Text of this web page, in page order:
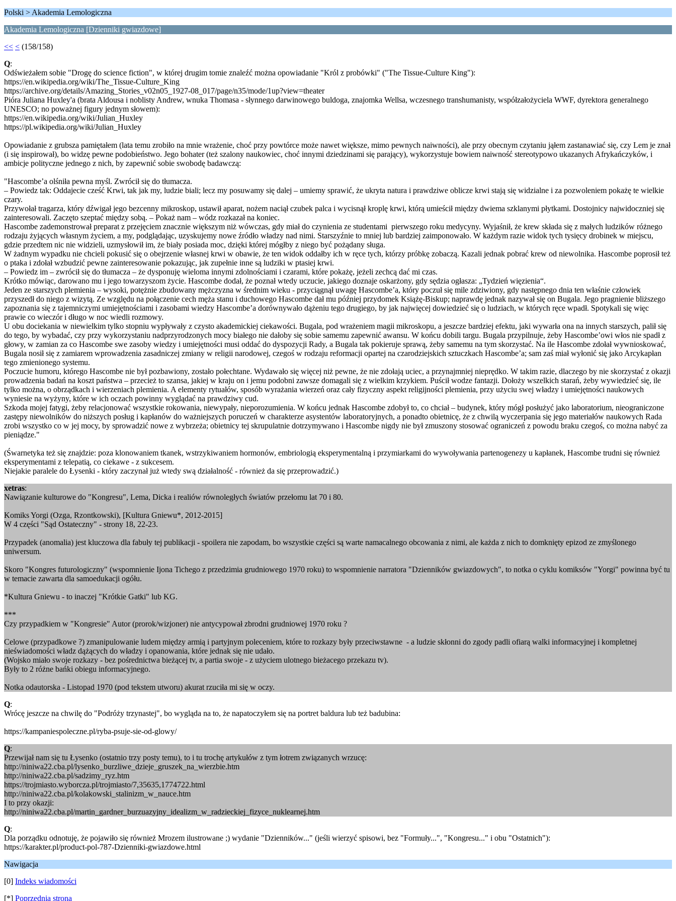
Polski > Akademia Lemologiczna
Akademia Lemologiczna [Dzienniki gwiazdowe]
<< < (158/158)
Q:
Odświeżałem sobie "Drogę do science fiction", w której drugim tomie znaleźć można opowiadanie "Król z probówki" ("The Tissue-Culture King"):
https://en.wikipedia.org/wiki/The_Tissue-Culture_King
https://archive.org/details/Amazing_Stories_v02n05_1927-08_017/page/n35/mode/1up?view=theater
Pióra Juliana Huxley'a (brata Aldousa i noblisty Andrew, wnuka Thomasa - słynnego darwinowego buldoga, znajomka Wellsa, wczesnego transhumanisty, współzałożyciela WWF, dyrektora generalnego
UNESCO; no poważnej figury jednym słowem):
https://en.wikipedia.org/wiki/Julian_Huxley
https://pl.wikipedia.org/wiki/Julian_Huxley
Opowiadanie z grubsza pamiętałem (lata temu zrobiło na mnie wrażenie, choć przy powtórce może nawet większe, mimo pewnych naiwności), ale przy obecnym czytaniu jąłem zastanawiać się, czy Lem je znał
(i się inspirował), bo widzę pewne podobieństwo. Jego bohater (też szalony naukowiec, choć innymi dziedzinami się parający), wykorzystuje bowiem naiwność stereotypowo ukazanych Afrykańczyków, i
ambicje polityczne jednego z nich, by zapewnić sobie swobodę badawczą:
"Hascombe’a olśniła pewna myśl. Zwrócił się do tłumacza.
‒ Powiedz tak: Oddajecie cześć Krwi, tak jak my, ludzie biali; lecz my posuwamy się dalej ‒ umiemy sprawić, że ukryta natura i prawdziwe oblicze krwi stają się widzialne i za pozwoleniem pokażę te wielkie
czary.
Przywołał tragarza, który dźwigał jego bezcenny mikroskop, ustawił aparat, nożem naciął czubek palca i wycisnął kroplę krwi, którą umieścił między dwiema szklanymi płytkami. Dostojnicy najwidoczniej się
zainteresowali. Zaczęto szeptać między sobą. ‒ Pokaż nam ‒ wódz rozkazał na koniec.
Hascombe zademonstrował preparat z przejęciem znacznie większym niż wówczas, gdy miał do czynienia ze studentami pierwszego roku medycyny. Wyjaśnił, że krew składa się z małych ludzików różnego
rodzaju żyjących własnym życiem, a my, podglądając, uzyskujemy nowe źródło władzy nad nimi. Starszyźnie to mniej lub bardziej zaimponowało. W każdym razie widok tych tysięcy drobinek w miejscu,
gdzie przedtem nic nie widzieli, uzmysłowił im, że biały posiada moc, dzięki której mógłby z niego być pożądany sługa.
W żadnym wypadku nie chcieli pokusić się o obejrzenie własnej krwi w obawie, że ten widok oddałby ich w ręce tych, którzy próbkę zobaczą. Kazali jednak pobrać krew od niewolnika. Hascombe poprosił też
o ptaka i zdołał wzbudzić pewne zainteresowanie pokazując, jak zupełnie inne są ludziki w ptasiej krwi.
‒ Powiedz im ‒ zwrócił się do tłumacza ‒ że dysponuję wieloma innymi zdolnościami i czarami, które pokażę, jeżeli zechcą dać mi czas.
Krótko mówiąc, darowano mu i jego towarzyszom życie. Hascombe dodał, że poznał wtedy uczucie, jakiego doznaje oskarżony, gdy sędzia ogłasza: „Tydzień więzienia“.
Jeden ze starszych plemienia ‒ wysoki, potężnie zbudowany mężczyzna w średnim wieku - przyciągnął uwagę Hascombe’a, który poczuł się mile zdziwiony, gdy następnego dnia ten właśnie człowiek
przyszedł do niego z wizytą. Ze względu na połączenie cech męża stanu i duchowego Hascombe dał mu później przydomek Książę-Biskup; naprawdę jednak nazywał się on Bugala. Jego pragnienie bliższego
zapoznania się z tajemniczymi umiejętnościami i zasobami wiedzy Hascombe’a dorównywało dążeniu tego drugiego, by jak najwięcej dowiedzieć się o ludziach, w których ręce wpadł. Spotykali się więc
prawie co wieczór i długo w noc wiedli rozmowy.
U obu dociekania w niewielkim tylko stopniu wypływały z czysto akademickiej ciekawości. Bugala, pod wrażeniem magii mikroskopu, a jeszcze bardziej efektu, jaki wywarła ona na innych starszych, palił się
do tego, by wybadać, czy przy wykorzystaniu nadprzyrodzonych mocy białego nie dałoby się sobie samemu zapewnić awansu. W końcu dobili targu. Bugala przypilnuje, żeby Hascombe’owi włos nie spadł z
głowy, w zamian za co Hascombe swe zasoby wiedzy i umiejętności musi oddać do dyspozycji Rady, a Bugala tak pokieruje sprawą, żeby samemu na tym skorzystać. Na ile Hascombe zdołał wywnioskować,
Bugala nosił się z zamiarem wprowadzenia zasadniczej zmiany w religii narodowej, czegoś w rodzaju reformacji opartej na czarodziejskich sztuczkach Hascombe’a; sam zaś miał wyłonić się jako Arcykapłan
tego zmienionego systemu.
Poczucie humoru, którego Hascombe nie był pozbawiony, zostało połechtane. Wydawało się więcej niż pewne, że nie zdołają uciec, a przynajmniej nieprędko. W takim razie, dlaczego by nie skorzystać z okazji
prowadzenia badań na koszt państwa ‒ przecież to szansa, jakiej w kraju on i jemu podobni zawsze domagali się z wielkim krzykiem. Puścił wodze fantazji. Dołoży wszelkich starań, żeby wywiedzieć się, ile
tylko można, o obrządkach i wierzeniach plemienia. A elementy rytuałów, sposób wyrażania wierzeń oraz cały fizyczny aspekt religijności plemienia, przy użyciu swej władzy i umiejętności naukowych
wyniesie na wyżyny, które w ich oczach powinny wyglądać na prawdziwy cud.
Szkoda mojej fatygi, żeby relacjonować wszystkie rokowania, niewypały, nieporozumienia. W końcu jednak Hascombe zdobył to, co chciał ‒ budynek, który mógł posłużyć jako laboratorium, nieograniczone
zastępy niewolników do niższych posług i kapłanów do ważniejszych poruczeń w charakterze asystentów laboratoryjnych, a ponadto obietnicę, że z chwilą wyczerpania się jego materiałów naukowych Rada
zrobi wszystko co w jej mocy, by sprowadzić nowe z wybrzeża; obietnicy tej skrupulatnie dotrzymywano i Hascombe nigdy nie był zmuszony stosować ograniczeń z powodu braku czegoś, co można nabyć za
pieniądze."
(Śwarnetyka też się znajdzie: poza klonowaniem tkanek, wstrzykiwaniem hormonów, embriologią eksperymentalną i przymiarkami do wywoływania partenogenezy u kapłanek, Hascombe trudni się również
eksperymentami z telepatią, co ciekawe - z sukcesem.
Niejakie paralele do Łysenki - który zaczynał już wtedy swą działalność - również da się przeprowadzić.)
xetras:
Nawiązanie kulturowe do "Kongresu", Lema, Dicka i realiów równoległych światów przełomu lat 70 i 80.
Komiks Yorgi (Ozga, Rzontkowski), [Kultura Gniewu*, 2012-2015]
W 4 części "Sąd Ostateczny" - strony 18, 22-23.
Przypadek (anomalia) jest kluczowa dla fabuły tej publikacji - spoilera nie zapodam, bo wszystkie części są warte namacalnego obcowania z nimi, ale każda z nich to domknięty epizod ze zmyślonego
uniwersum.
Skoro "Kongres futurologiczny" (wspomnienie Ijona Tichego z przedzimia grudniowego 1970 roku) to wspomnienie narratora "Dzienników gwiazdowych", to notka o cyklu komiksów "Yorgi" powinna być tu
w temacie zawarta dla samoedukacji ogółu.
*Kultura Gniewu - to inaczej "Krótkie Gatki" lub KG.
***
Czy przypadkiem w "Kongresie" Autor (prorok/wizjoner) nie antycypował zbrodni grudniowej 1970 roku ?
Celowe (przypadkowe ?) zmanipulowanie ludem między armią i partyjnym poleceniem, które to rozkazy były przeciwstawne - a ludzie skłonni do zgody padli ofiarą walki informacyjnej i kompletnej
nieświadomości władz dążących do władzy i opanowania, które jednak się nie udało.
(Wojsko miało swoje rozkazy - bez pośrednictwa bieżącej tv, a partia swoje - z użyciem ulotnego bieżacego przekazu tv).
Były to 2 różne bańki obiegu informacyjnego.
Notka odautorska - Listopad 1970 (pod tekstem utworu) akurat rzuciła mi się w oczy.
Q:
Wrócę jeszcze na chwilę do "Podróży trzynastej", bo wygląda na to, że napatoczyłem się na portret baldura lub też badubina:
https://kampaniespoleczne.pl/ryba-psuje-sie-od-glowy/
Q:
Przewijał nam się tu Łysenko (ostatnio trzy posty temu), to i tu trochę artykułów z tym łotrem związanych wrzucę:
http://niniwa22.cba.pl/lysenko_burzliwe_dzieje_gruszek_na_wierzbie.htm
http://niniwa22.cba.pl/sadzimy_ryz.htm
https://trojmiasto.wyborcza.pl/trojmiasto/7,35635,1774722.html
http://niniwa22.cba.pl/kolakowski_stalinizm_w_nauce.htm
I to przy okazji:
http://niniwa22.cba.pl/martin_gardner_burzuazyjny_idealizm_w_radzieckiej_fizyce_nuklearnej.htm
Q:
Dla porządku odnotuję, że pojawiło się również Mrozem ilustrowane ;) wydanie "Dzienników..." (jeśli wierzyć spisowi, bez "Formuły...", "Kongresu..." i obu "Ostatnich"):
https://karakter.pl/product-pol-787-Dzienniki-gwiazdowe.html
Nawigacja
[0] Indeks wiadomości
[*] Poprzednia strona